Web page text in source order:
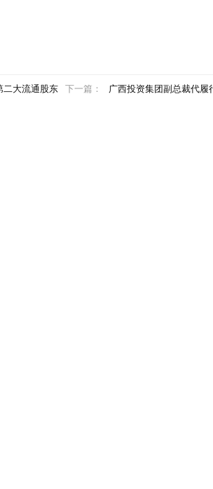
二大流通股东 下一篇： 广西投资集团副总裁代履